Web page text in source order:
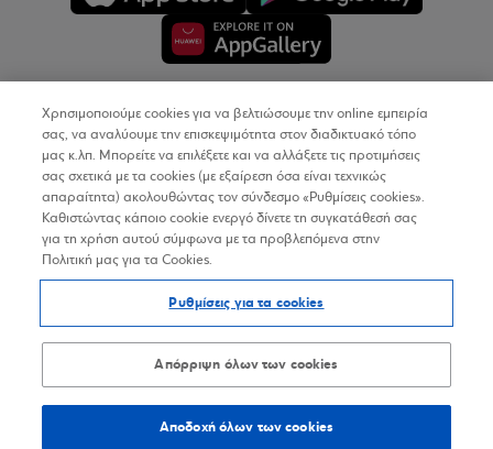
Copyright © 2026
Όροι Χρήσης
Προσωπικά Δεδομένα στον Διαδικτυακό Τόπο
Δήλωση Προσβασιμότητας
Sitemap
Χρησιμοποιούμε cookies για να βελτιώσουμε την online εμπειρία
σας, να αναλύουμε την επισκεψιμότητα στον διαδικτυακό τόπο
μας κ.λπ. Μπορείτε να επιλέξετε και να αλλάξετε τις προτιμήσεις
σας σχετικά με τα cookies (με εξαίρεση όσα είναι τεχνικώς
απαραίτητα) ακολουθώντας τον σύνδεσμο «Ρυθμίσεις cookies».
Καθιστώντας κάποιο cookie ενεργό δίνετε τη συγκατάθεσή σας
για τη χρήση αυτού σύμφωνα με τα προβλεπόμενα στην
Πολιτική μας για τα Cookies.
Ρυθμίσεις για τα cookies
Απόρριψη όλων των cookies
Αποδοχή όλων των cookies